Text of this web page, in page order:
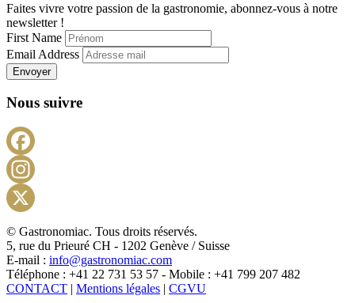
Faites vivre votre passion de la gastronomie, abonnez-vous à notre
newsletter !
First Name
Email Address
Envoyer
Nous suivre
X
© Gastronomiac. Tous droits réservés.
5, rue du Prieuré CH - 1202 Genève / Suisse
E-mail : info@gastronomiac.com
Téléphone : +41 22 731 53 57 - Mobile : +41 799 207 482
CONTACT | Mentions légales | CGVU